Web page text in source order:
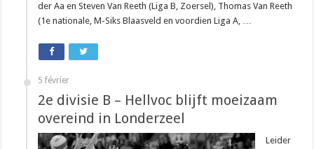
der Aa en Steven Van Reeth (Liga B, Zoersel), Thomas Van Reeth
(1e nationale, M-Siks Blaasveld en voordien Liga A, …
5 février
2e divisie B – Hellvoc blijft moeizaam
overeind in Londerzeel
Leider